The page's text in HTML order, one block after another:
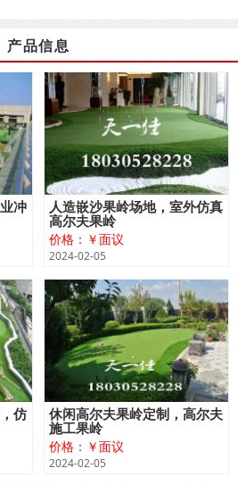
产品信息
冲
人造嵌沙果岭场地，室外仿真
高尔夫果岭
价格：￥面议
2024-02-05
仿
休闲高尔夫果岭定制，高尔夫
施工果岭
价格：￥面议
2024-02-05